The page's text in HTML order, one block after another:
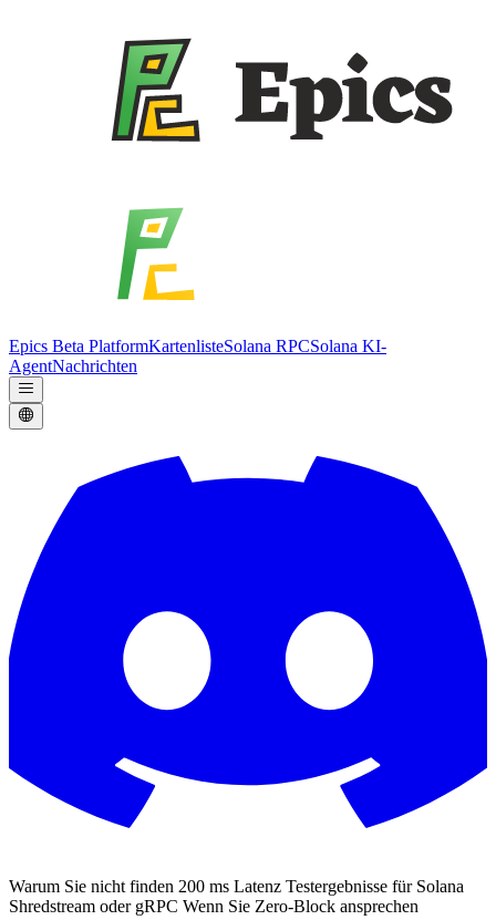
Epics Beta PlatformKartenlisteSolana RPCSolana KI-
AgentNachrichten
Warum Sie nicht finden 200 ms Latenz Testergebnisse für Solana
Shredstream oder gRPC Wenn Sie Zero-Block ansprechen